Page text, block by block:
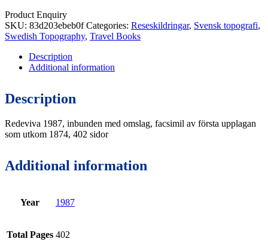
Product Enquiry
SKU: 83d203ebeb0f Categories: Reseskildringar, Svensk topografi,
Swedish Topography, Travel Books
Description
Additional information
Description
Redeviva 1987, inbunden med omslag, facsimil av första upplagan
som utkom 1874, 402 sidor
Additional information
Year 1987
Total Pages 402